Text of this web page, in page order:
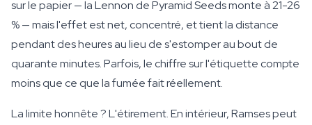
sur le papier — la Lennon de Pyramid Seeds monte à 21-26
% — mais l'effet est net, concentré, et tient la distance
pendant des heures au lieu de s'estomper au bout de
quarante minutes. Parfois, le chiffre sur l'étiquette compte
moins que ce que la fumée fait réellement.
La limite honnête ? L'étirement. En intérieur, Ramses peut